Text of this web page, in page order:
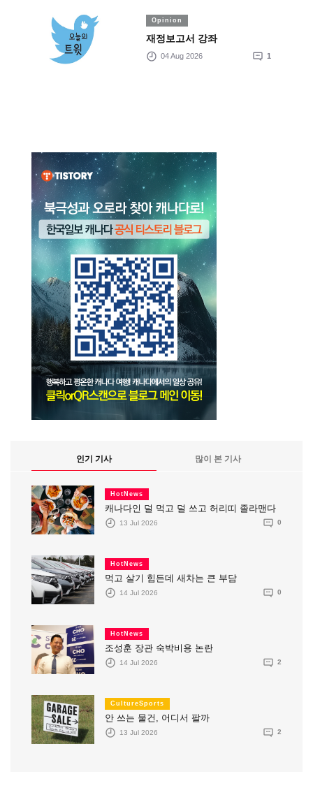
Opinion
재정보고서 강좌
04 Aug 2026 1
인기 기사 많이 본 기사
HotNews
캐나다인 덜 먹고 덜 쓰고 허리띠 졸라맨다
13 Jul 2026 0
HotNews
먹고 살기 힘든데 새차는 큰 부담
14 Jul 2026 0
HotNews
조성훈 장관 숙박비용 논란
14 Jul 2026 2
CultureSports
안 쓰는 물건, 어디서 팔까
13 Jul 2026 2